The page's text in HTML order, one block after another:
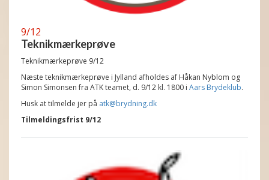
9/12
Teknikmærkeprøve
Teknikmærkeprøve 9/12
Næste teknikmærkeprøve i Jylland afholdes af Håkan Nyblom og
Simon Simonsen fra ATK teamet, d. 9/12 kl. 1800 i Aars Brydeklub.
Husk at tilmelde jer på atk@brydning.dk
Tilmeldingsfrist 9/12